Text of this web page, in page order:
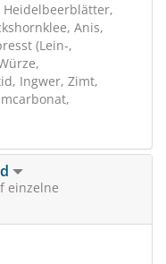
Heidelbeerblätter,
Anis,
(Lein-,
Ingwer, Zimt,
einzelne